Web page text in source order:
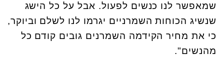
שמאפשר לנו כנשים לפעול. אבל על כל הישג
שנשיג הכוחות השמרניים יגרמו לנו לשלם וביוקר,
כי את מחיר הקידמה השמרנים גובים קודם כל
מהנשים".